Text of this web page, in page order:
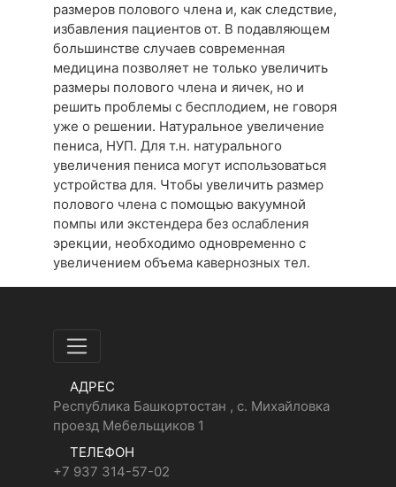
размеров полового члена и, как следствие,
избавления пациентов от. В подавляющем
большинстве случаев современная
медицина позволяет не только увеличить
размеры полового члена и яичек, но и
решить проблемы с бесплодием, не говоря
уже о решении. Натуральное увеличение
пениса, НУП. Для т.н. натурального
увеличения пениса могут использоваться
устройства для. Чтобы увеличить размер
полового члена с помощью вакуумной
помпы или экстендера без ослабления
эрекции, необходимо одновременно с
увеличением объема кавернозных тел.
АДРЕС
Республика Башкортостан , с. Михайловка
проезд Мебельщиков 1
ТЕЛЕФОН
+7 937 314-57-02